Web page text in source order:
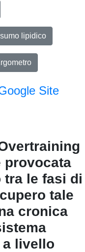
lipidico
Site
provocata
le fasi di
tale
cronica
a livello